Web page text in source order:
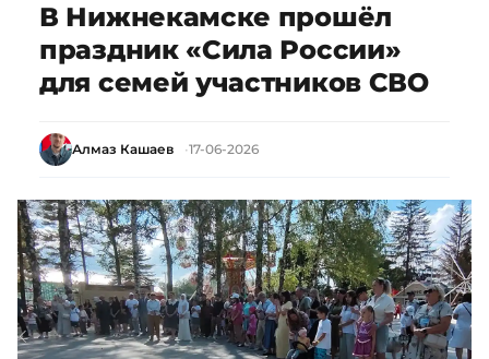
В Нижнекамске прошёл
праздник «Сила России»
для семей участников СВО
Алмаз Кашаев 17-06-2026